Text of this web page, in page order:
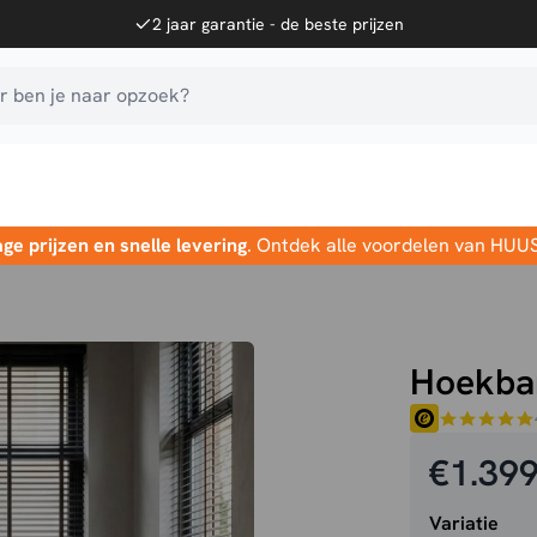
2 jaar garantie - de beste prijzen
ben je naar opzoek?
prijzen en snelle levering. Ontdek alle voordelen van
€
Variatie